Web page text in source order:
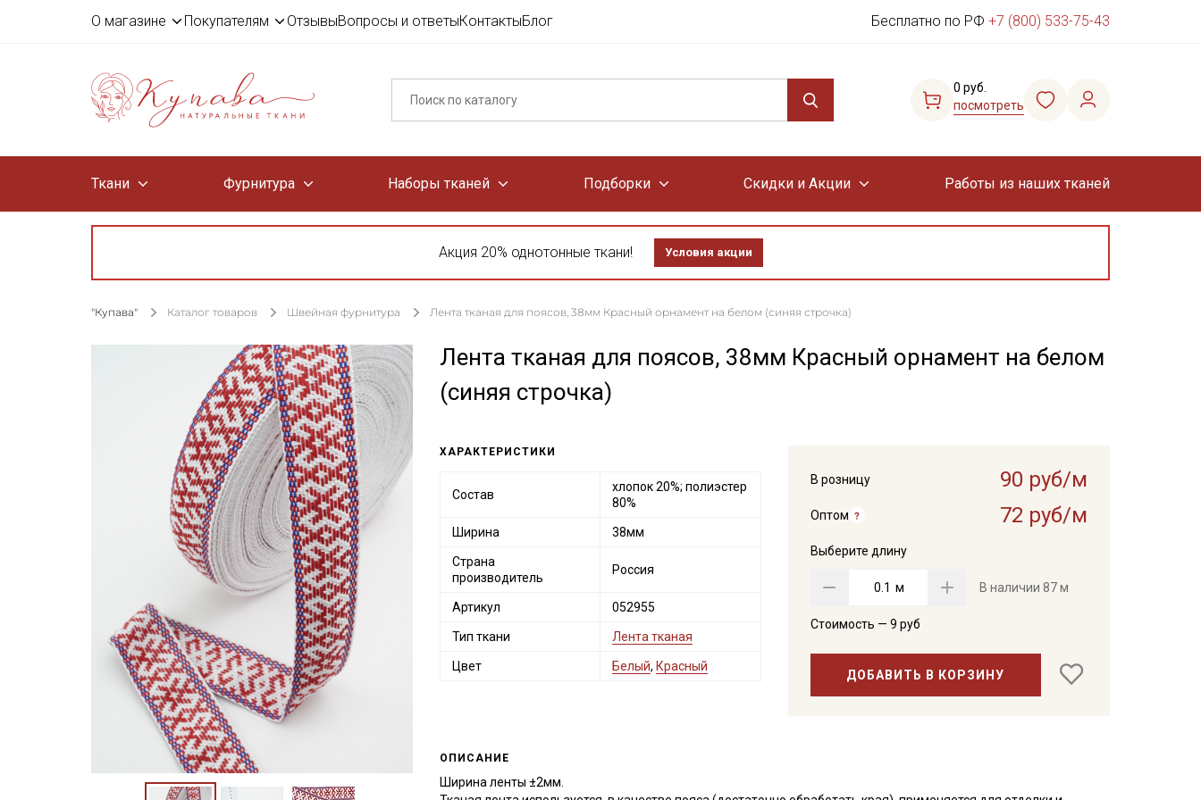
О магазине Покупателям ОтзывыВопросы и ответыКонтактыБлог Бесплатно по РФ +7 (800) 533-75-43
0 руб.
посмотреть
Ткани Фурнитура Наборы тканей Подборки Скидки и Акции Работы из наших тканей
Акция 20% однотонные ткани! Условия акции
"Купава" Каталог товаров Швейная фурнитура Лента тканая для поясов, 38мм Красный орнамент на белом (синяя строчка)
Лента тканая для поясов, 38мм Красный орнамент на белом
(синяя строчка)
В розницу 90 руб/м
Оптом 72 руб/м
Выберите длину
м В наличии 87 м
Стоимость — 9 руб
ДОБАВИТЬ В КОРЗИНУ
ХАРАКТЕРИСТИКИ
Состав
хлопок 20%; полиэстер
80%
Ширина 38мм
Страна
производитель
Россия
Артикул 052955
Тип ткани Лента тканая
Цвет Белый, Красный
ОПИСАНИЕ
Ширина ленты ±2мм.